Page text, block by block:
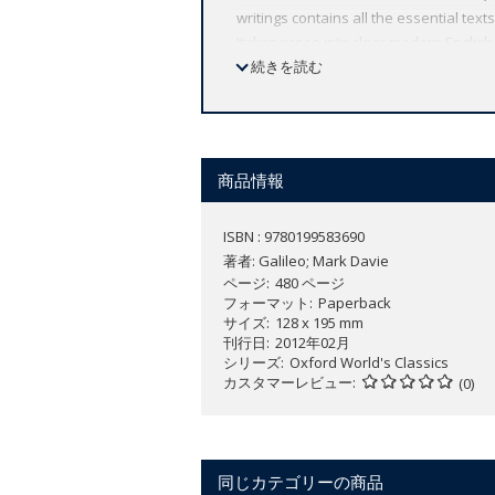
writings contains all the essential
sensation in 1610 with its account of
Galileo's career and explain the
affordable volume reflects Oxford's
expert introductions by leading
続きを読む
商品情報
ISBN : 9780199583690
著者: Galileo; Mark Davie
ページ 480 ページ
フォーマット
Paperback
サイズ 128 x 195 mm
刊行日 2012年02月
シリーズ Oxford World's Classics
カスタマーレビュー
(0)
同じカテゴリーの商品